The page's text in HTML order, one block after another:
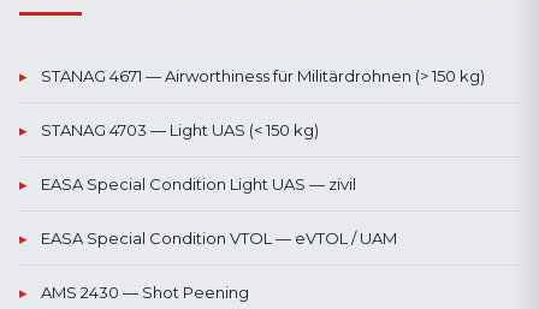
▸ STANAG 4671 — Airworthiness für Militärdrohnen (> 150 kg)
▸ STANAG 4703 — Light UAS (< 150 kg)
▸ EASA Special Condition Light UAS — zivil
▸ EASA Special Condition VTOL — eVTOL / UAM
▸ AMS 2430 — Shot Peening